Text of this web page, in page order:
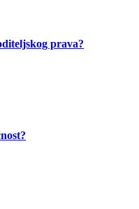
prava?